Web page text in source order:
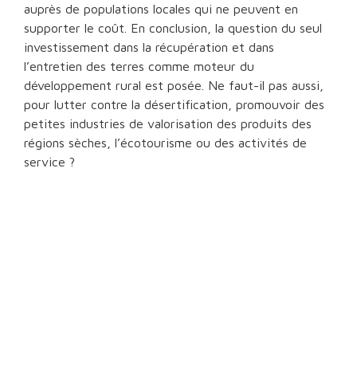
auprès de populations locales qui ne peuvent en
supporter le coût. En conclusion, la question du seul
investissement dans la récupération et dans
l’entretien des terres comme moteur du
développement rural est posée. Ne faut-il pas aussi,
pour lutter contre la désertification, promouvoir des
petites industries de valorisation des produits des
régions sèches, l’écotourisme ou des activités de
service ?